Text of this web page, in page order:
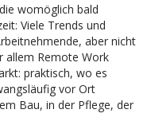
womöglich bald
Viele Trends und
aber nicht
allem Remote Work
praktisch, wo es
vor Ort
Bau, in der Pflege, der